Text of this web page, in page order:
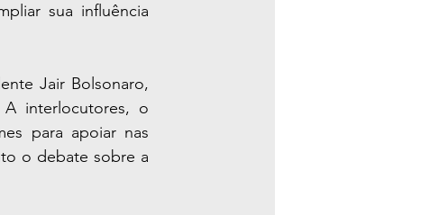
sua influência
Jair Bolsonaro,
interlocutores, o
para apoiar nas
o debate sobre a